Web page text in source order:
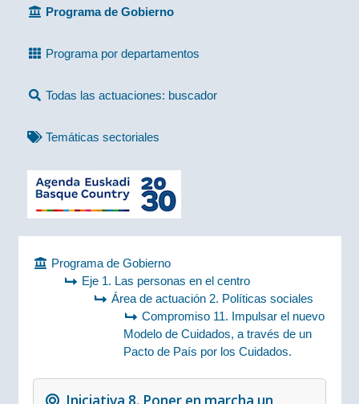
Programa de Gobierno
Programa por departamentos
Todas las actuaciones: buscador
Temáticas sectoriales
Programa de Gobierno
Eje 1. Las personas en el centro
Área de actuación 2. Políticas sociales
Compromiso 11. Impulsar el nuevo
Modelo de Cuidados, a través de un
Pacto de País por los Cuidados.